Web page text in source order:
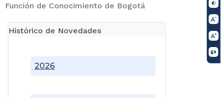
Función de Conocimiento de Bogotá
Histórico de Novedades
2026